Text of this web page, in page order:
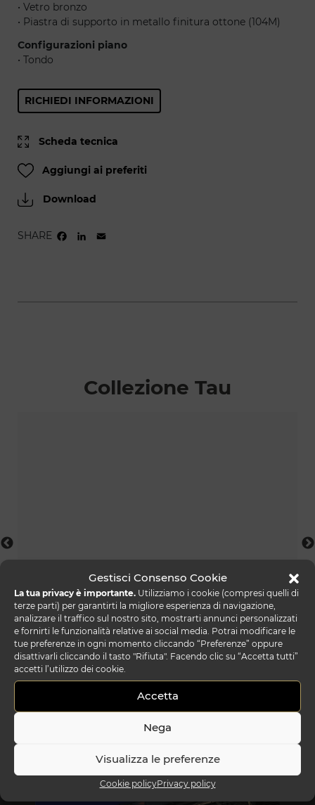
Gestisci Consenso Cookie
La tua privacy è importante. Utilizziamo i cookie (compresi quelli di
terze parti) per garantirti la migliore esperienza di navigazione,
analizzare il traffico sul nostro sito, mostrarti annunci personalizzati
e fornirti le funzionalità relative ai social media. Potrai modificare le
tue preferenze in ogni momento cliccando “Preferenze” oppure
disattivarli cliccando il tasto "Rifiuta". Facendo clic su “Accetta tutti”
accetti l’utilizzo dei cookie.
Accetta
Nega
Visualizza le preferenze
Cookie policyPrivacy policy
• Vetro bronzo
• Piastra di supporto in metallo finitura ottone (104M)
Configurazioni piano
• Tondo
RICHIEDI INFORMAZIONI
Scheda tecnica
Aggiungi ai preferiti
Download
SHARE FACEBOOK
LINKEDIN
Collezione Tau
tau comodino